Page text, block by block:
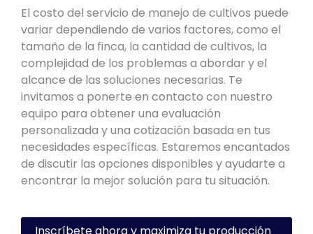
El costo del servicio de manejo de cultivos puede
variar dependiendo de varios factores, como el
tamaño de la finca, la cantidad de cultivos, la
complejidad de los problemas a abordar y el
alcance de las soluciones necesarias. Te
invitamos a ponerte en contacto con nuestro
equipo para obtener una evaluación
personalizada y una cotización basada en tus
necesidades específicas. Estaremos encantados
de discutir las opciones disponibles y ayudarte a
encontrar la mejor solución para tu situación.